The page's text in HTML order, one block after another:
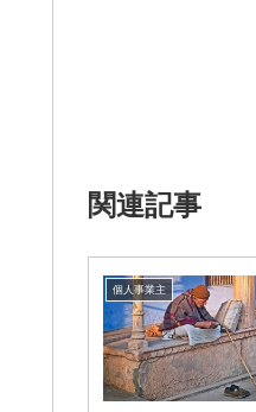
関連記事
個人事業主